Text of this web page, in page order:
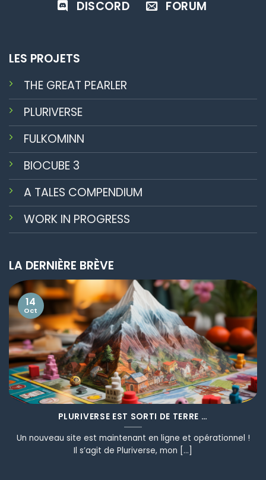
DISCORD FORUM
LES PROJETS
THE GREAT PEARLER
PLURIVERSE
FULKOMINN
BIOCUBE 3
A TALES COMPENDIUM
WORK IN PROGRESS
LA DERNIÈRE BRÈVE
PLURIVERSE EST SORTI DE TERRE …
Un nouveau site est maintenant en ligne et opérationnel !
Il s’agit de Pluriverse, mon [...]
14
Oct